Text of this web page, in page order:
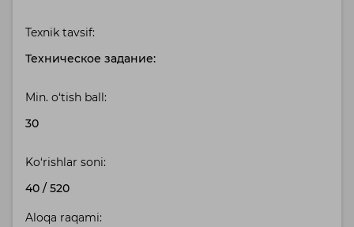
Texnik tavsif:
Техническое задание:
Min. o‘tish ball:
30
Ko‘rishlar soni:
40 / 520
Aloqa raqami: